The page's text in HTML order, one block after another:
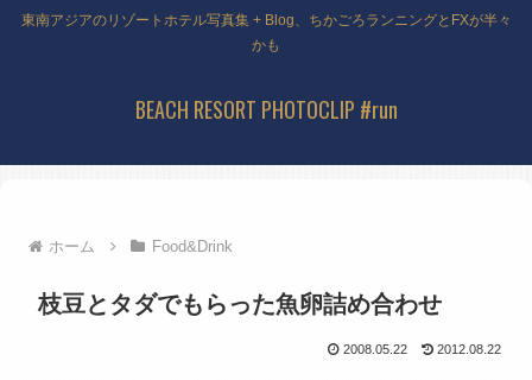
東南アジアのリゾートホテル写真集 + Blog、ちかごろランニングとFXが半々
かも
BEACH RESORT PHOTOCLIP #run
ホーム Food&Drink
枝豆とタダでもらった魚卵詰め合わせ
2008.05.22 2012.08.22